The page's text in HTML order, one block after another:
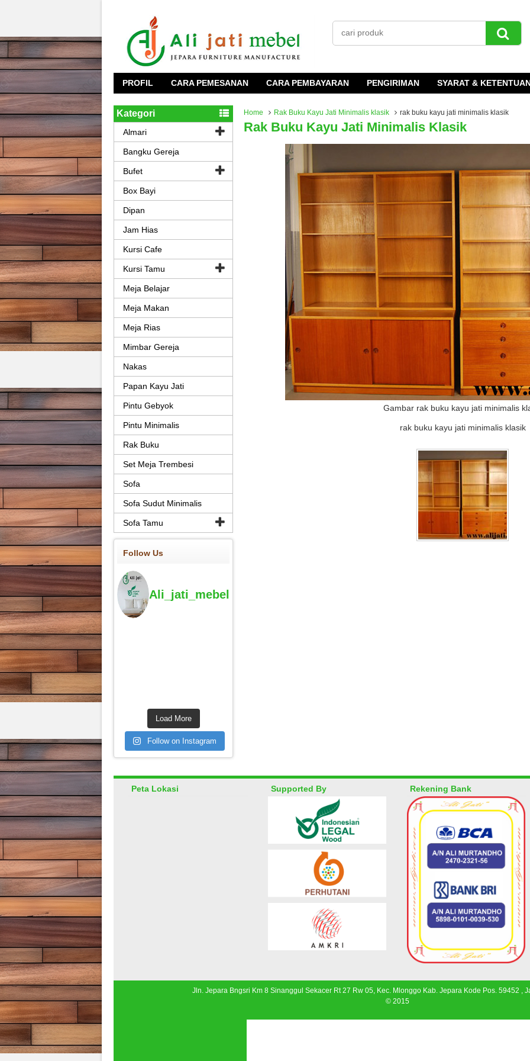
PROFIL CARA PEMESANAN CARA PEMBAYARAN PENGIRIMAN SYARAT &
Home Rak Buku Kayu Jati Minimalis klasik rak buku kayu jati minimalis klasik
Rak Buku Kayu Jati Minimalis Klasik
Gambar rak buku kayu jati minimalis
rak buku kayu jati minimalis klasik
Kategori
Almari
Bangku Gereja
Bufet
Box Bayi
Dipan
Jam Hias
Kursi Cafe
Kursi Tamu
Meja Belajar
Meja Makan
Meja Rias
Mimbar Gereja
Nakas
Papan Kayu Jati
Pintu Gebyok
Pintu Minimalis
Rak Buku
Set Meja Trembesi
Sofa
Sofa Sudut Minimalis
Sofa Tamu
Follow Us
Ali_jati_mebel
Load More
Follow on Instagram
Peta Lokasi Supported By Rekening Bank
Jln. Jepara Bngsri Km 8 Sinanggul Sekacer Rt 27 Rw 05, Kec. Mlonggo Kab. Jepara Kode Pos. 59452 ,
© 2015